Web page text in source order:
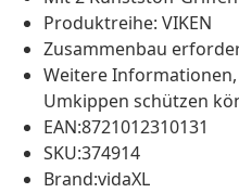
Produktreihe: VIKEN
Zusammenbau
Weitere
Umkippen schützen
EAN:8721012310131
SKU:374914
Brand:vidaXL